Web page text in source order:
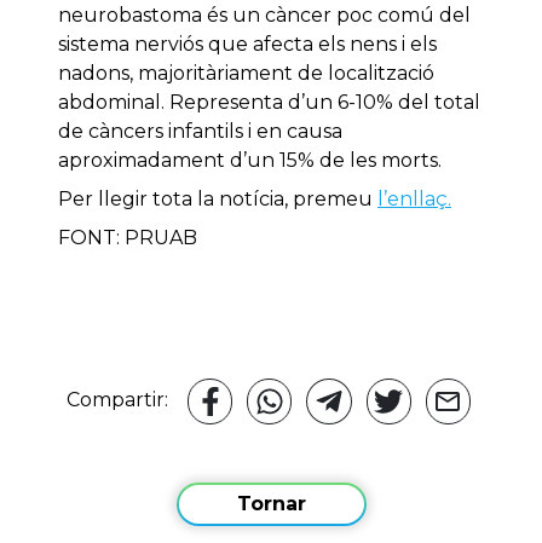
neurobastoma és un càncer poc comú del
sistema nerviós que afecta els nens i els
nadons, majoritàriament de localització
abdominal. Representa d’un 6-10% del total
de càncers infantils i en causa
aproximadament d’un 15% de les morts.
Per llegir tota la notícia, premeu
l’enllaç.
FONT: PRUAB
Compartir:
Tornar